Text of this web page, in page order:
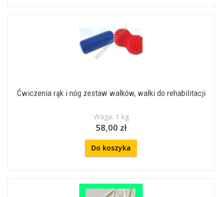
Ćwiczenia rąk i nóg zestaw wałków, wałki do rehabilitacji
Waga: 1 kg
58,00 zł
Do koszyka